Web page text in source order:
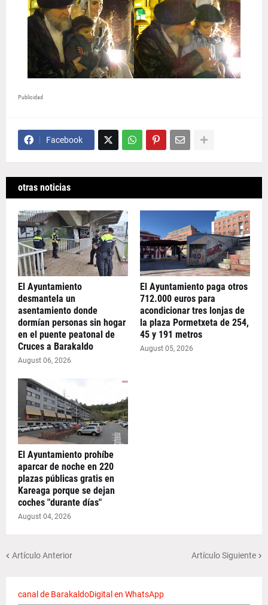
Publicidad
Facebook
otras noticias
El Ayuntamiento
desmantela un
asentamiento donde
dormían personas sin hogar
en el puente peatonal de
Cruces a Barakaldo
August 06, 2026
El Ayuntamiento paga otros
712.000 euros para
acondicionar tres lonjas de
la plaza Pormetxeta de 254,
45 y 191 metros
August 05, 2026
El Ayuntamiento prohíbe
aparcar de noche en 220
plazas públicas gratis en
Kareaga porque se dejan
coches "durante días"
August 04, 2026
Artículo Anterior Artículo Siguiente
canal de BarakaldoDigital en WhatsApp